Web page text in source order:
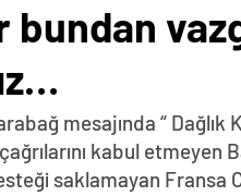
bundan
mesajında “
kabul
saklamayan